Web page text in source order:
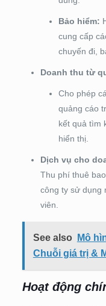
Bảo hiểm:
cung cấp
chuyến đi,
Doanh thu từ
Cho phép
quảng cáo
kết quả tìm
hiển thị.
Dịch vụ cho
Thu phí thuê
công ty sử dụng
viên.
See also
Mô
Chuỗi giá trị &
Hoạt động